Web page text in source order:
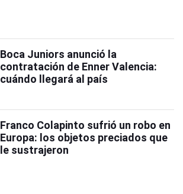
Boca Juniors anunció la
contratación de Enner Valencia:
cuándo llegará al país
Franco Colapinto sufrió un robo en
Europa: los objetos preciados que
le sustrajeron